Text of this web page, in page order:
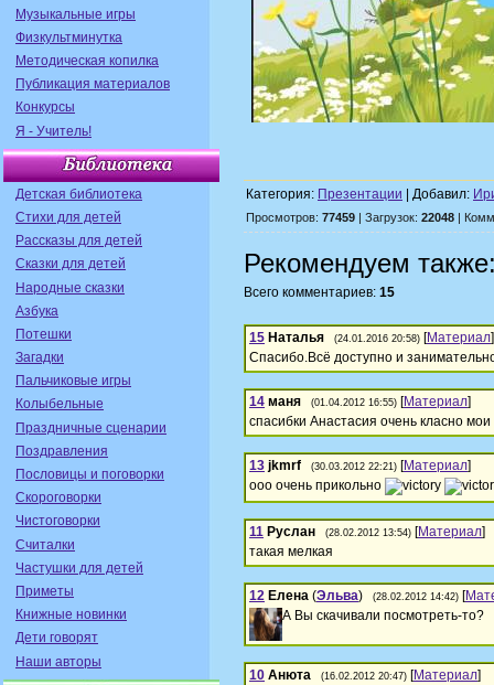
Музыкальные игры
Физкультминутка
Методическая копилка
Публикация материалов
Конкурсы
Я - Учитель!
Детская библиотека
Стихи для детей
Рассказы для детей
Сказки для детей
Народные сказки
Азбука
Потешки
Загадки
Пальчиковые игры
Колыбельные
Праздничные сценарии
Поздравления
Пословицы и поговорки
Скороговорки
Чистоговорки
Считалки
Частушки для детей
Приметы
Книжные новинки
Дети говорят
Наши авторы
Категория: Презентации | Добавил:
Просмотров: 77459 | Загрузок: 22048 |
Рекомендуем
Всего комментариев: 15
15 Наталья (24.01.2016 20:58) [Материал]
Cпасибо.Всё доступно и
14 маня (01.04.2012 16:55) [Материал]
спасибки Анастасия очень класно
13 jkmrf (30.03.2012 22:21) [Материал]
ооо очень прикольно
11 Руслан (28.02.2012 13:54) [Материал]
такая мелкая
12 Елена (Эльва) (28.02.2012 14:42) [
А Вы скачивали посмотреть-то?
10 Анюта (16.02.2012 20:47) [Материал]